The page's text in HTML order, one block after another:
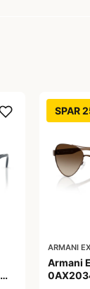
SPAR
ARMANI
Armani